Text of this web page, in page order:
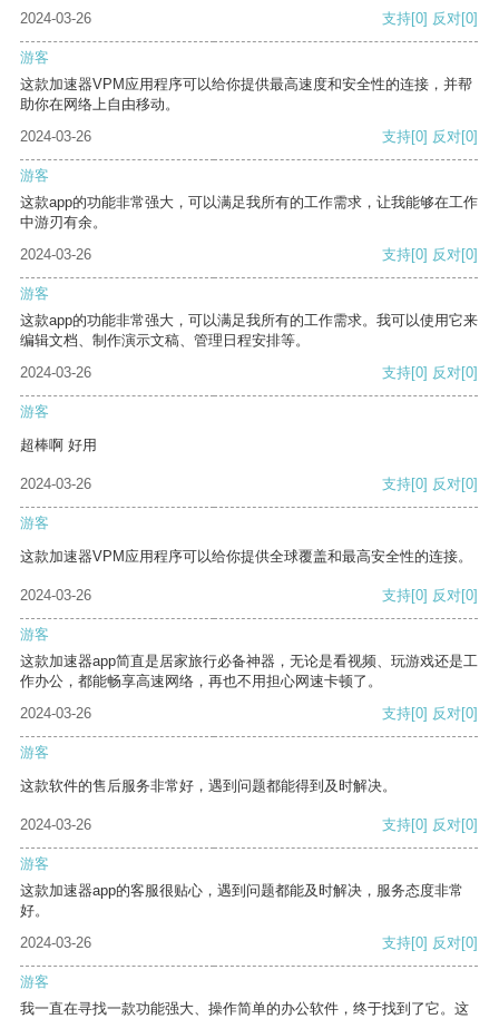
2024-03-26 支持[0] 反对[0]
游客
这款加速器VPM应用程序可以给你提供最高速度和安全性的连接，并帮
助你在网络上自由移动。
2024-03-26
支持[0] 反对[0]
游客
这款app的功能非常强大，可以满足我所有的工作需求，让我能够在工作
中游刃有余。
2024-03-26
支持[0] 反对[0]
游客
这款app的功能非常强大，可以满足我所有的工作需求。我可以使用它来
编辑文档、制作演示文稿、管理日程安排等。
2024-03-26
支持[0] 反对[0]
游客
超棒啊 好用
2024-03-26 支持[0] 反对[0]
游客
这款加速器VPM应用程序可以给你提供全球覆盖和最高安全性的连接。
2024-03-26 支持[0] 反对[0]
游客
这款加速器app简直是居家旅行必备神器，无论是看视频、玩游戏还是工
作办公，都能畅享高速网络，再也不用担心网速卡顿了。
2024-03-26
支持[0] 反对[0]
游客
这款软件的售后服务非常好，遇到问题都能得到及时解决。
2024-03-26 支持[0] 反对[0]
游客
这款加速器app的客服很贴心，遇到问题都能及时解决，服务态度非常
好。
2024-03-26
支持[0] 反对[0]
游客
我一直在寻找一款功能强大、操作简单的办公软件，终于找到了它。这